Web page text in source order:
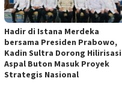
Hadir di Istana Merdeka
bersama Presiden Prabowo,
Kadin Sultra Dorong Hilirisasi
Aspal Buton Masuk Proyek
Strategis Nasional